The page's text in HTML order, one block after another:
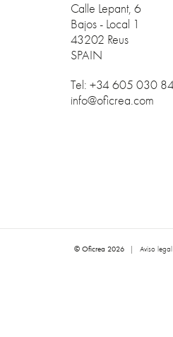
Calle Lepant, 6
Bajos - Local 1
43202 Reus
SPAIN
Tel: +34 605 030
info@oficrea.com
© Oficrea 2026 Aviso legal